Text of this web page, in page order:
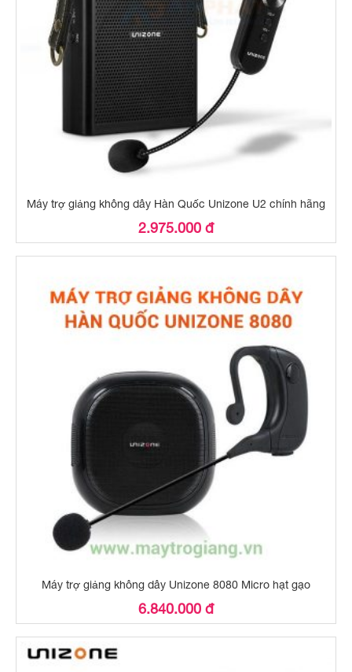
Máy trợ giảng không dây Hàn Quốc Unizone U2 chính hãng
2.975.000 đ
Máy trợ giảng không dây Unizone 8080 Micro hạt gạo
6.840.000 đ